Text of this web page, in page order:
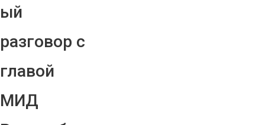
ый
разговор с
главой
МИД